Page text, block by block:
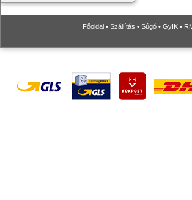
Főoldal • Szállítás • Súgó • GyIK •